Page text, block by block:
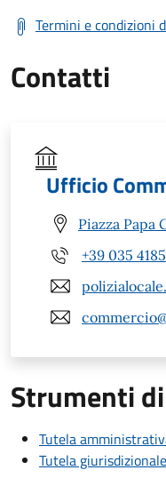
Termini e condizioni
Contatti
Ufficio
Piazza Papa
+39 035
Strumenti
Tutela
Tutela giurisdizionale